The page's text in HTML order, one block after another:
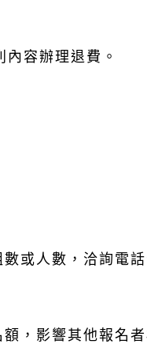
容辦理退費。
或人數，洽詢電話
，影響其他報名者